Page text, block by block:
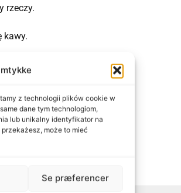
z technologii plików cookie w
dane tym technologiom,
lub unikalny identyfikator na
może to mieć
Se præferencer
rzeczy.
kawy.
naszych treści